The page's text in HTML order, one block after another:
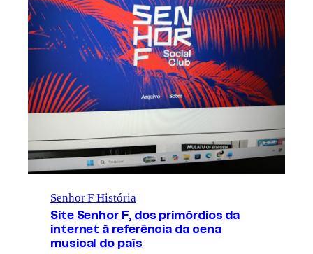
Senhor F História
Site Senhor F, dos primórdios da
internet à referência da cena
musical do país